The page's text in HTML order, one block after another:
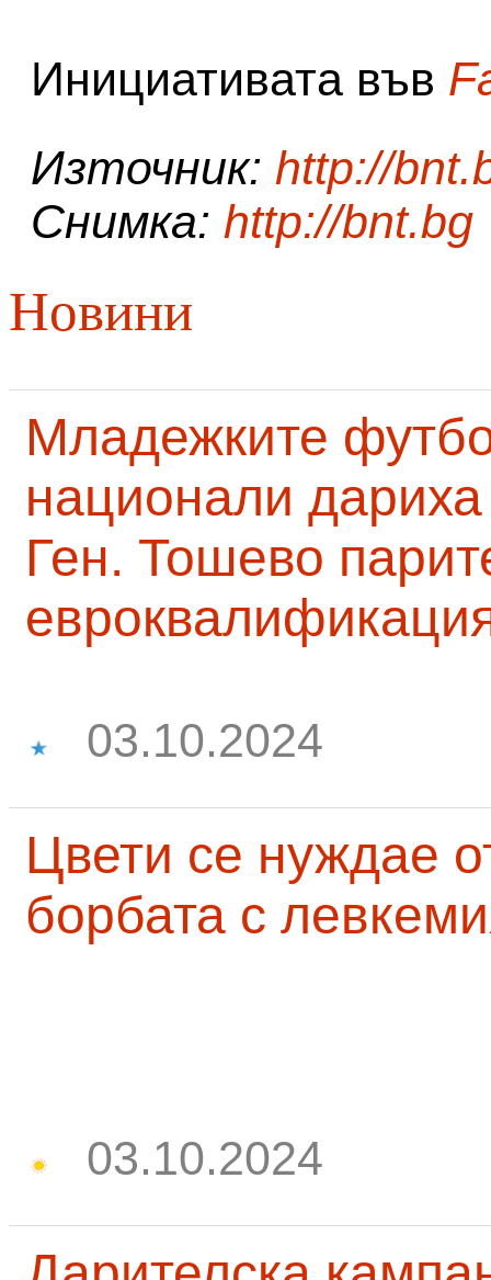
Инициативата във
Източник: http://
Снимка: http://bnt.bg
Новини
Младежките
национали
Ген. Тошево
03.10.2024
Цвети се нуждае
борбата с
03.10.2024